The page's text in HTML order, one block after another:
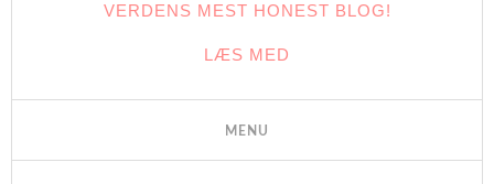
VERDENS MEST HONEST BLOG!
LÆS MED